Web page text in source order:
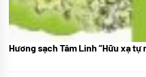
28/10/2025
Hương sạch Tâm Linh “Hữu xạ tự